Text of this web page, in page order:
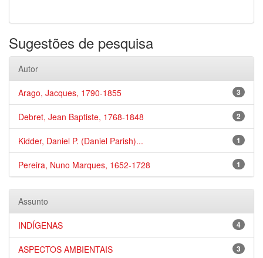
Sugestões de pesquisa
Autor
3
Arago, Jacques, 1790-1855
2
Debret, Jean Baptiste, 1768-1848
1
Kidder, Daniel P. (Daniel Parish)...
1
Pereira, Nuno Marques, 1652-1728
Assunto
4
INDÍGENAS
3
ASPECTOS AMBIENTAIS